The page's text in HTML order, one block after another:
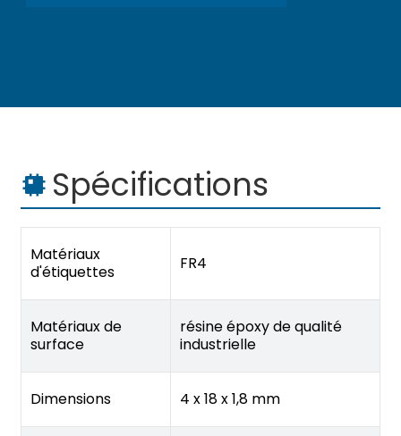
Spécifications
Matériaux
d'étiquettes
FR4
Matériaux de
surface
résine époxy de qualité
industrielle
Dimensions 4 x 18 x 1,8 mm